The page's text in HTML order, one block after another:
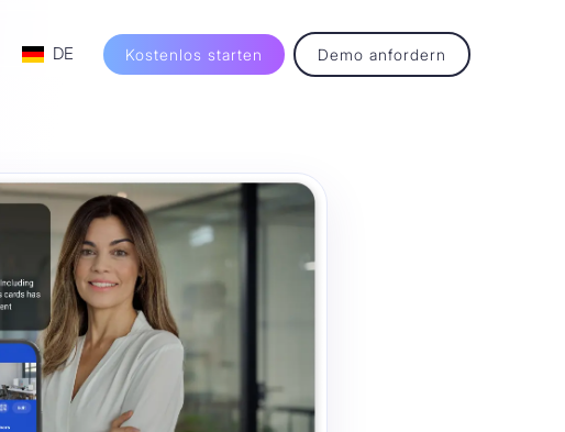
DE Kostenlos starten Demo anfordern